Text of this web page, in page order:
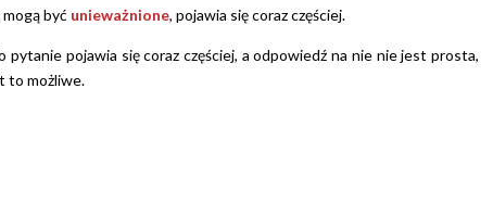
być unieważnione, pojawia się coraz częściej.
pytanie pojawia się coraz częściej, a odpowiedź na nie nie jest prosta,
to możliwe.